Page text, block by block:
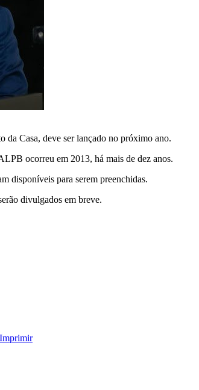
da Casa, deve ser lançado no próximo ano.
ocorreu em 2013, há mais de dez anos.
disponíveis para serem preenchidas.
divulgados em breve.
Imprimir